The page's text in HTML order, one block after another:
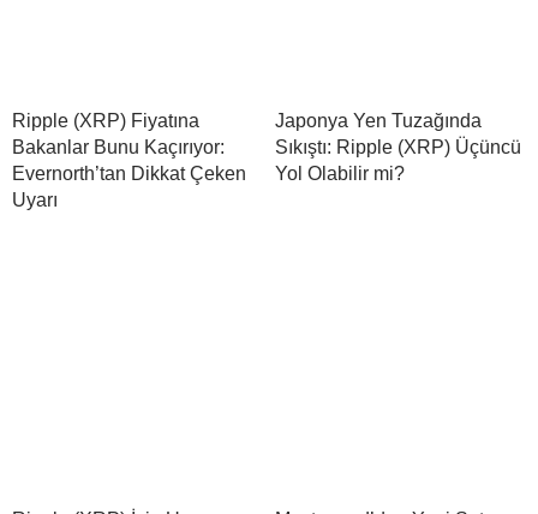
Ripple (XRP) Fiyatına
Bakanlar Bunu Kaçırıyor:
Evernorth’tan Dikkat Çeken
Uyarı
Japonya Yen Tuzağında
Sıkıştı: Ripple (XRP) Üçüncü
Yol Olabilir mi?